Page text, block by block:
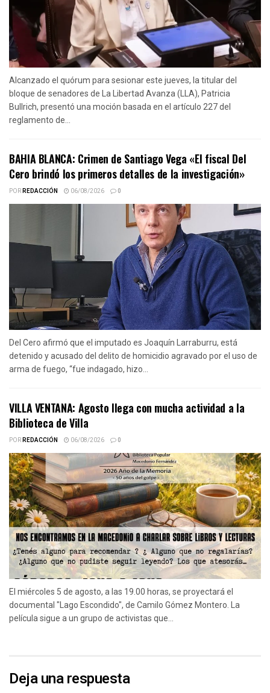
Alcanzado el quórum para sesionar este jueves, la titular del
bloque de senadores de La Libertad Avanza (LLA), Patricia
Bullrich, presentó una moción basada en el artículo 227 del
reglamento de...
BAHIA BLANCA: Crimen de Santiago Vega «El fiscal Del
Cero brindó los primeros detalles de la investigación»
PORREDACCIÓN 06/08/2026 0
Del Cero afirmó que el imputado es Joaquín Larraburru, está
detenido y acusado del delito de homicidio agravado por el uso de
arma de fuego, “fue indagado, hizo...
VILLA VENTANA: Agosto llega con mucha actividad a la
Biblioteca de Villa
PORREDACCIÓN 06/08/2026 0
El miércoles 5 de agosto, a las 19.00 horas, se proyectará el
documental "Lago Escondido", de Camilo Gómez Montero. La
película sigue a un grupo de activistas que...
Deja una respuesta